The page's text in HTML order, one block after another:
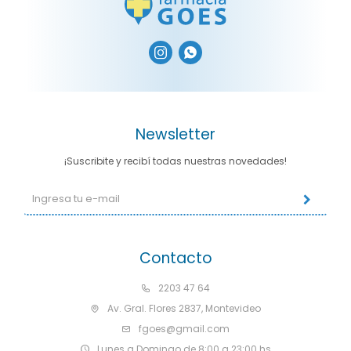
 
Contacto
2203 47 64
Av. Gral. Flores 2837, Montevideo
fgoes@gmail.com
Newsletter
¡Suscribite y recibí todas nuestras novedades!